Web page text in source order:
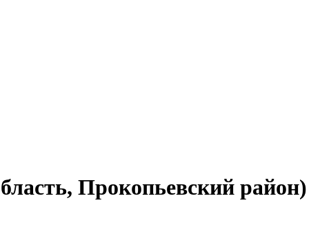
Прокопьевский район)